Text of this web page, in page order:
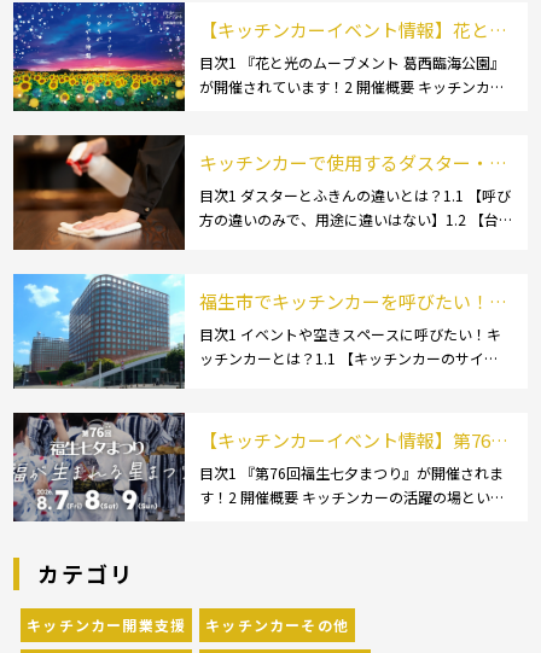
【キッチンカーイベント情報】花と光
のムーブメント 葛西臨海公園が開催さ
れています！
目次1 『花と光のムーブメント 葛西臨海公園』
が開催されています！2 開催概要 キッチンカー
ルメイベントが催されています。 開業前にキ
キッチンカーで使用するダスター・ふ
きんの選び方とは？おすすめ商品3選
も紹介！
目次1 ダスターとふきんの違いとは？1.1 【呼び
方の違いのみで、用途に違いはない】1.2 【台
特徴2.1 【綿】2.2 【マイクロ […]
福生市でキッチンカーを呼びたい！派
遣してもらうにはどうすれば良いの？
依頼の流れや人気メニューを解説
目次1 イベントや空きスペースに呼びたい！キ
ッチンカーとは？1.1 【キッチンカーのサイ
チンカー:1t～ […]
【キッチンカーイベント情報】第76回
福生七夕まつりが開催されます！
目次1 『第76回福生七夕まつり』が開催されま
す！2 開催概要 キッチンカーの活躍の場といえ
カテゴリ
キッチンカー開業支援
キッチンカーその他